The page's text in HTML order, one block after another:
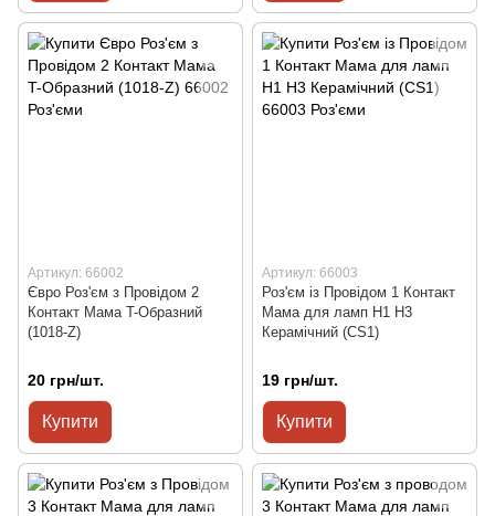
Артикул: 66002
Євро Роз'єм з Провідом 2
Контакт Мама T-Образний
(1018-Z)
20 грн/шт.
Купити
Артикул: 66003
Роз'єм із Провідом 1 Контакт
Мама для ламп H1 H3
Керамічний (CS1)
19 грн/шт.
Купити